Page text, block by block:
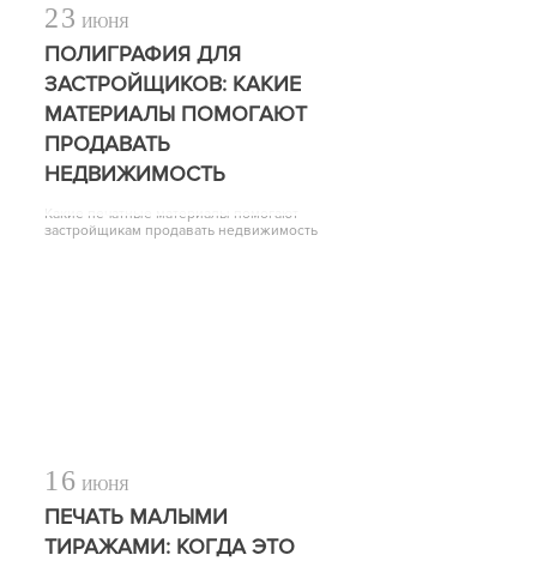
23 ИЮНЯ
ПОЛИГРАФИЯ ДЛЯ
ЗАСТРОЙЩИКОВ: КАКИЕ
МАТЕРИАЛЫ ПОМОГАЮТ
ПРОДАВАТЬ
НЕДВИЖИМОСТЬ
Какие печатные материалы помогают
застройщикам продавать недвижимость
16 ИЮНЯ
ПЕЧАТЬ МАЛЫМИ
ТИРАЖАМИ: КОГДА ЭТО